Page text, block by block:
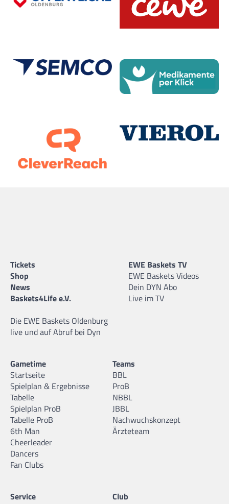
Tickets
Shop
News
Baskets4Life e.V.
Die EWE Baskets Oldenburg
live und auf Abruf bei Dyn
EWE Baskets TV
EWE Baskets Videos
Dein DYN Abo
Live im TV
Gametime
Startseite
Spielplan & Ergebnisse
Tabelle
Spielplan ProB
Tabelle ProB
6th Man
Cheerleader
Dancers
Fan Clubs
Teams
BBL
ProB
NBBL
JBBL
Nachwuchskonzept
Ärzteteam
Service
Club